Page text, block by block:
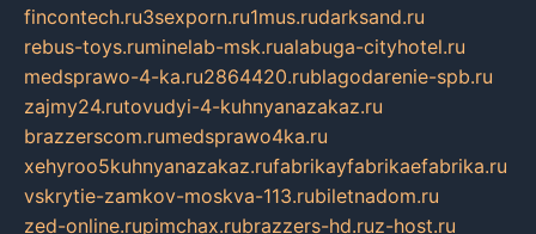
fincontech.ru3sexporn.ru1mus.rudarksand.ru
rebus-toys.ruminelab-msk.rualabuga-cityhotel.ru
medsprawo-4-ka.ru2864420.rublagodarenie-spb.ru
zajmy24.rutovudyi-4-kuhnyanazakaz.ru
brazzerscom.rumedsprawo4ka.ru
xehyroo5kuhnyanazakaz.rufabrikayfabrikaefabrika.ru
vskrytie-zamkov-moskva-113.rubiletnadom.ru
zed-online.rupimchax.rubrazzers-hd.ruz-host.ru